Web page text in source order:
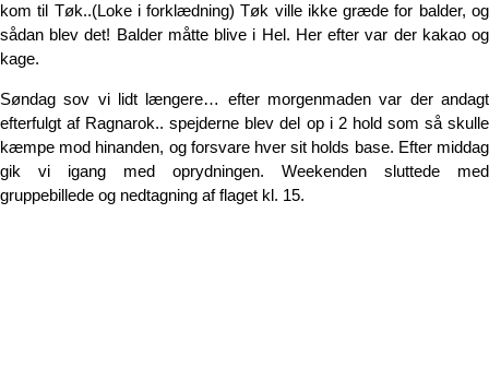
kom til Tøk..(Loke i forklædning) Tøk ville ikke græde for balder, og
sådan blev det! Balder måtte blive i Hel. Her efter var der kakao og
kage.
Søndag sov vi lidt længere… efter morgenmaden var der andagt
efterfulgt af Ragnarok.. spejderne blev del op i 2 hold som så skulle
kæmpe mod hinanden, og forsvare hver sit holds base. Efter middag
gik vi igang med oprydningen. Weekenden sluttede med
gruppebillede og nedtagning af flaget kl. 15.